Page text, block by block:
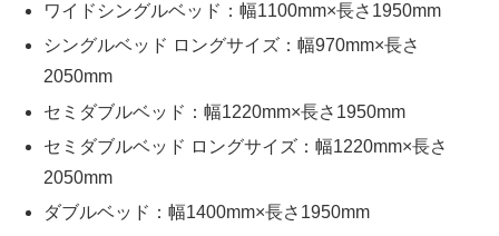
ワイドシングルベッド：幅1100mm×長さ1950mm
シングルベッド ロングサイズ：幅970mm×長さ
2050mm
セミダブルベッド：幅1220mm×長さ1950mm
セミダブルベッド ロングサイズ：幅1220mm×長さ
2050mm
ダブルベッド：幅1400mm×長さ1950mm